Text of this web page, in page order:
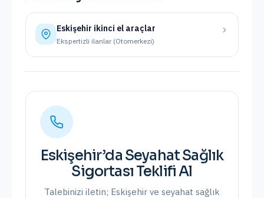
Eskişehir ikinci el araçlar
Ekspertizli ilanlar (Otomerkezi)
Eskişehir’da Seyahat Sağlık
Sigortası Teklifi Al
Talebinizi iletin; Eskişehir ve seyahat sağlık